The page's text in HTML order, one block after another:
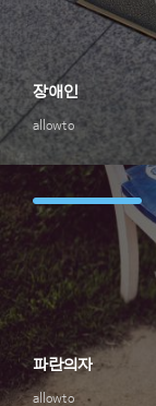
allowto
장애인
allowto
파란의자